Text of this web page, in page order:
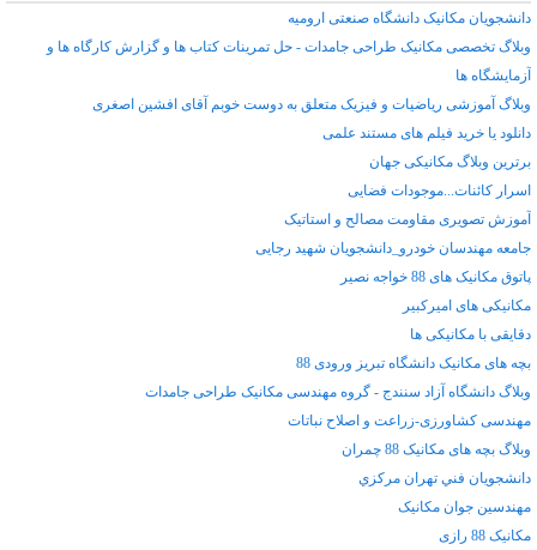
دانشجویان مکانیک دانشگاه صنعتی ارومیه
وبلاگ تخصصی مکانیک طراحی جامدات - حل تمرینات کتاب ها و گزارش کارگاه ها و
آزمایشگاه ها
وبلاگ آموزشی ریاضیات و فیزیک متعلق به دوست خوبم آقای افشین اصغری
دانلود یا خرید فیلم های مستند علمی
برترین وبلاگ مکانیکی جهان
اسرار کائنات...موجودات فضایی
آموزش تصویری مقاومت مصالح و استاتیک
جامعه مهندسان خودرو_دانشجویان شهید رجایی
پاتوق مکانیک های 88 خواجه نصیر
مکانیکی های امیرکبیر
دقایقی با مکانیکی ها
بچه های مکانیک دانشگاه تبریز ورودی 88
وبلاگ دانشگاه آزاد سنندج - گروه مهندسی مکانیک طراحی جامدات
مهندسی کشاورزی-زراعت و اصلاح نباتات
وبلاگ بچه های مکانیک 88 چمران
دانشجويان فني تهران مركزي
مهندسین جوان مکانیک
مکانیک 88 رازی